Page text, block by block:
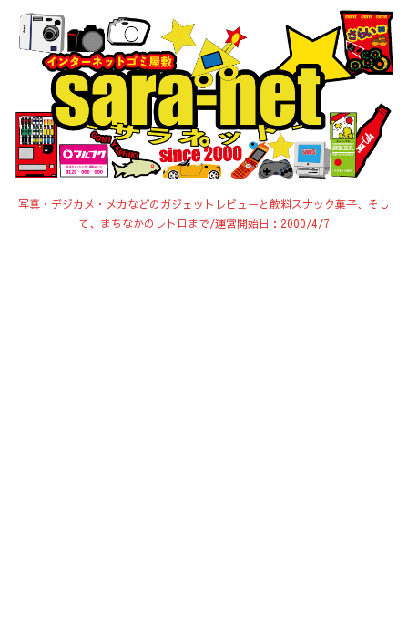
写真・デジカメ・メカなどのガジェットレビューと飲料スナック菓子、そし
て、まちなかのレトロまで/運営開始日：2000/4/7